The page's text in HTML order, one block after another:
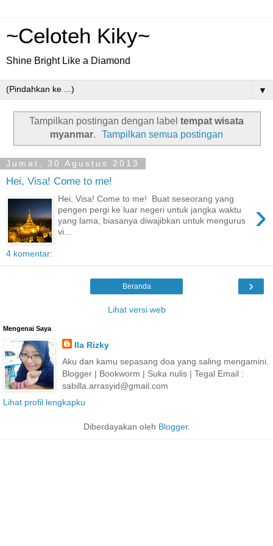
~Celoteh Kiky~
Shine Bright Like a Diamond
▼
Tampilkan postingan dengan label tempat wisata
myanmar. Tampilkan semua postingan
Jumat, 30 Agustus 2013
Hei, Visa! Come to me!
›
Hei, Visa! Come to me! Buat seseorang yang
pengen pergi ke luar negeri untuk jangka waktu
yang lama, biasanya diwajibkan untuk mengurus
vi...
4 komentar:
›
Beranda
Lihat versi web
Mengenai Saya
Ila Rizky
Aku dan kamu sepasang doa yang saling mengamini.
Blogger | Bookworm | Suka nulis | Tegal Email :
sabilla.arrasyid@gmail.com
Lihat profil lengkapku
Diberdayakan oleh Blogger.